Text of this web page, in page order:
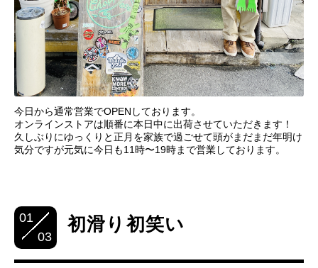
今日から通常営業でOPENしております。
オンラインストアは順番に本日中に出荷させていただきます！
久しぶりにゆっくりと正月を家族で過ごせて頭がまだまだ年明け
気分ですが元気に今日も11時〜19時まで営業しております。
01
03
初滑り初笑い